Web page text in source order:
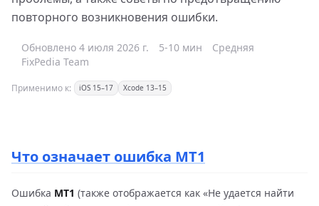
повторного возникновения ошибки.
Обновлено 4 июля 2026 г. 5-10 мин
Средняя
FixPedia Team
Применимо к: iOS 15–17 Xcode 13–15
Что означает ошибка MT1
Ошибка MT1 (также отображается как «Не удается найти